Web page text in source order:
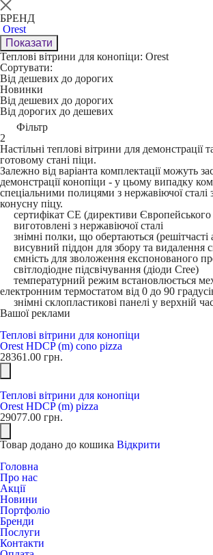
БРЕНД
Orest
Показати
Теплові вітрини для конопіци: Orest
Сортувати:
Від дешевих до дорогих
Новинки
Від дешевих до дорогих
Від дорогих до дешевих
Фільтр
2
Настільні теплові вітрини для демонстрації
готовому стані піци.
Залежно від варіанта комплектації можуть
демонстрації конопіци - у цьому випадку
спеціальними полицями з нержавіючої сталі
конусну піцу.
сертифікат CE (директиви
виготовлені з нержавіючої сталі
знімні полки, що обертаються (решітчасті
висувний піддон для збору та видалення
ємність для зволоження експонованого
світлодіодне підсвічування (діоди Cree)
температурний режим встановлюється
електронним термостатом від 0 до 90
знімні склопластикові панелі у верхній
Вашої реклами
Теплові вітрини для конопіци
Orest HDCP (m) cono pizza
28361.00 грн.
Теплові вітрини для конопіци
Orest HDCP (m) pizza
29077.00 грн.
Товар додано до кошика Відкрити
Головна
Про нас
Акції
Новини
Портфоліо
Бренди
Послуги
Контакти